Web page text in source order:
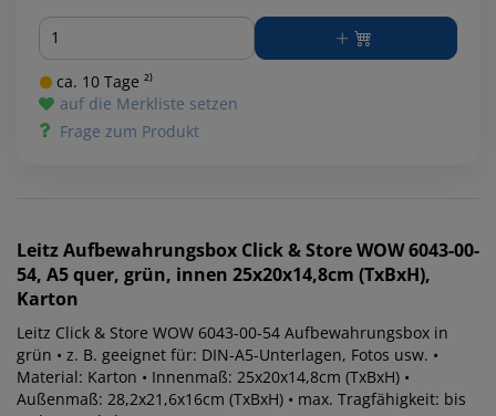
Menge
ca. 10 Tage ²⁾
auf die Merkliste setzen
Frage zum Produkt
LeitzAufbewahrungsbox Click & Store WOW 6043-00-
54, A5 quer, grün, innen 25x20x14,8cm (TxBxH),
Karton
Leitz Click & Store WOW 6043-00-54 Aufbewahrungsbox in
grün • z. B. geeignet für: DIN-A5-Unterlagen, Fotos usw. •
Material: Karton • Innenmaß: 25x20x14,8cm (TxBxH) •
Außenmaß: 28,2x21,6x16cm (TxBxH) • max. Tragfähigkeit: bis